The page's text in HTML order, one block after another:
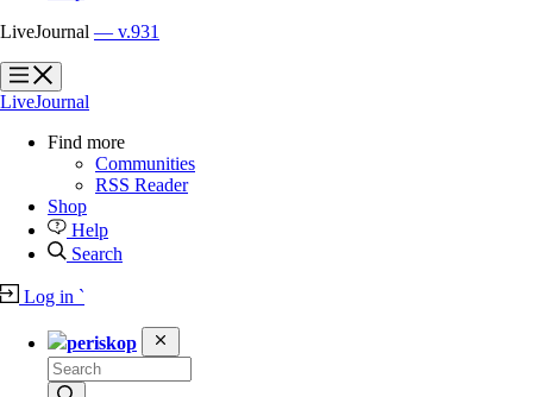
LiveJournal — v.931
?
?
LiveJournal
Find more
Communities
RSS Reader
Shop
Help
Search
Log in `
periskop